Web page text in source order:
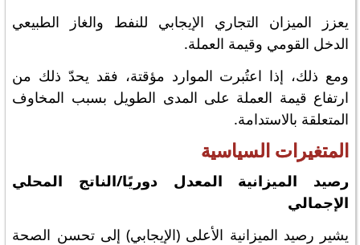
يعزز الميزان التجاري الإيجابي للنفط والغاز الطبيعي
الدخل القومي وقيمة العملة.
ومع ذلك، إذا اعتُبرت الموارد مؤقتة، فقد يحدّ ذلك من
ارتفاع قيمة العملة على المدى الطويل بسبب المخاوف
المتعلقة بالاستدامة.
المتغيرات السياسية
رصيد الميزانية المعدل دوريًا/الناتج المحلي
الإجمالي
يشير رصيد الميزانية الأعلى (الإيجابي) إلى تحسن الصحة